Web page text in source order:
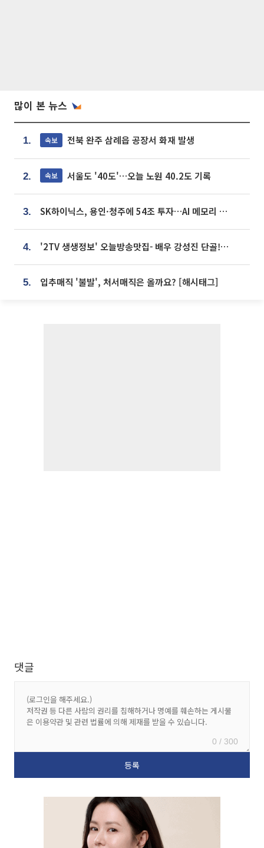
많이 본 뉴스
1. 속보 전북 완주 삼례읍 공장서 화재 발생
2. 속보 서울도 '40도'…오늘 노원 40.2도 기록
3. SK하이닉스, 용인·청주에 54조 투자…AI 메모리 생산기지 키운다
4. '2TV 생생정보' 오늘방송맛집- 배우 강성진 단골! 쌀국수ㆍ푸팟퐁 커리 맛집 '블○○○'
5. 입추매직 '불발', 처서매직은 올까요? [해시태그]
댓글
0 / 300